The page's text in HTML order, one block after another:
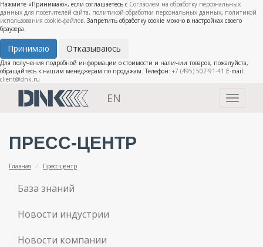
Нажмите «Принимаю», если соглашаетесь с Согласием на обработку персональных
данных для посетителей сайта, политикой обработки персональных данных, политикой
использования cookie-файлов. Запретить обработку cookie можно в настройках своего
браузера.
Принимаю Отказываюсь
Для получения подробной информации о стоимости и наличии товаров, пожалуйста,
обращайтесь к нашим менеджерам по продажам. Телефон: +7 (495) 502-91-41 E-mail:
client@dnk.ru
Toggle
EN
ПРЕСС-ЦЕНТР
Главная Пресс-центр
База знаний
Новости индустрии
Новости компании